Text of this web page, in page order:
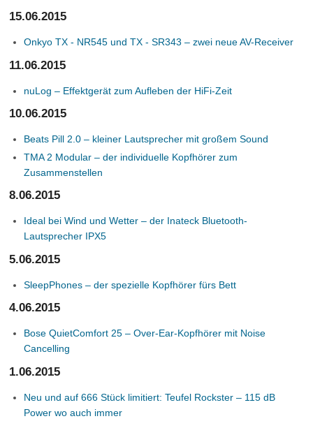
15.06.2015
Onkyo TX - NR545 und TX - SR343 – zwei neue AV-Receiver
11.06.2015
nuLog – Effektgerät zum Aufleben der HiFi-Zeit
10.06.2015
Beats Pill 2.0 – kleiner Lautsprecher mit großem Sound
TMA 2 Modular – der individuelle Kopfhörer zum
Zusammenstellen
8.06.2015
Ideal bei Wind und Wetter – der Inateck Bluetooth-
Lautsprecher IPX5
5.06.2015
SleepPhones – der spezielle Kopfhörer fürs Bett
4.06.2015
Bose QuietComfort 25 – Over-Ear-Kopfhörer mit Noise
Cancelling
1.06.2015
Neu und auf 666 Stück limitiert: Teufel Rockster – 115 dB
Power wo auch immer